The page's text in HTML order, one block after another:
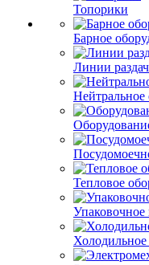
Топорики
Барное
Линии
Нейтральное
Тепловое
Упаковочное